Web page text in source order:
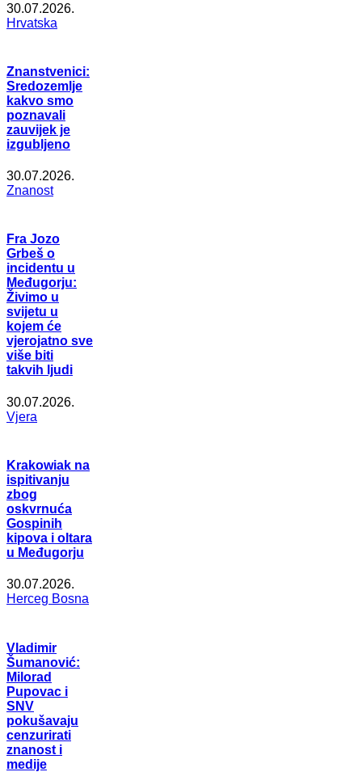
30.07.2026.
Hrvatska
Znanstvenici:
Sredozemlje
kakvo smo
poznavali
zauvijek je
izgubljeno
30.07.2026.
Znanost
Fra Jozo
Grbeš o
incidentu u
Međugorju:
Živimo u
svijetu u
kojem će
vjerojatno sve
više biti
takvih ljudi
30.07.2026.
Vjera
Krakowiak na
ispitivanju
zbog
oskvrnuća
Gospinih
kipova i oltara
u Međugorju
30.07.2026.
Herceg Bosna
Vladimir
Šumanović:
Milorad
Pupovac i
SNV
pokušavaju
cenzurirati
znanost i
medije